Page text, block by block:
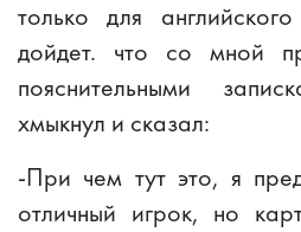
только для
дойдет. что со мной
пояснительными
хмыкнул и сказал:
-При чем тут это, я
отличный игрок, но